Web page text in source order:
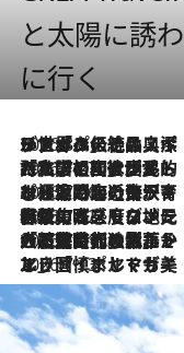
と太陽に誘
に行く
2026.8.8
リスボンの絶品スイーツ「パステル・デ・ナタ」とは？ポルトガル伝統の奥深い世界へ
2026.7.27
「私の祖国はポルトガル語です」国民的詩人フェルナンド・ペソアと、彼が愛した文学の街を歩く
2026.7.26
ポルトガル近海が育む極上の海の幸。キリリと冷えた白ワインと愉しむ、シーフード専門店の贅沢
2026.7.22
伝統の味をモダンに昇華。高感度な地元客が集う、リスボンの最旬ガストロノミー
2026.7.21
大航海時代の栄華から、震災、独裁、そして革命へ。ポルトガル・首都リスボンの石畳に刻まれた「歴史の光と影」
2026.7.13
エッセイ・ヤマザキマリ「慎ましくも美しき国 ポルトガル」